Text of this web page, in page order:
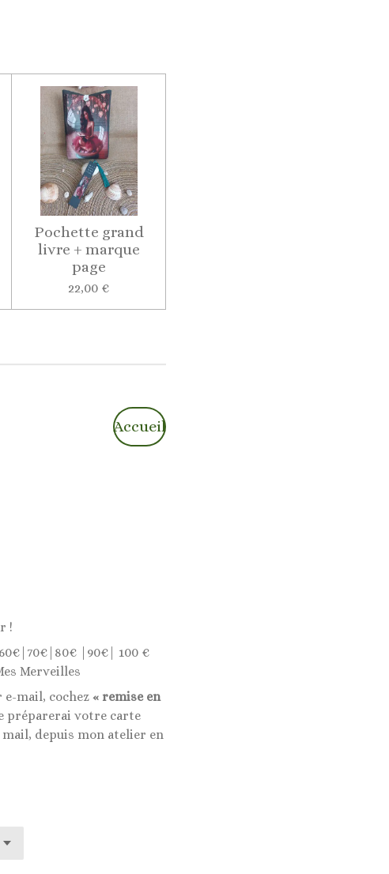
Pochette grand
livre + marque
page
22,00 €
Accueil
!
|90€| 100 €
Merveilles
e-mail, cochez « remise en
préparerai votre carte
depuis mon atelier en